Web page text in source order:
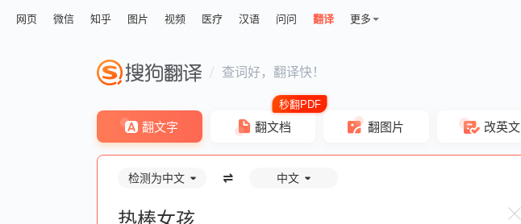
网页 微信 知乎 图片 视频 医疗 汉语 问问 翻译 更多
查词好，翻译快！
翻文字 翻文档 翻图片 改英文
检测为中文 中文